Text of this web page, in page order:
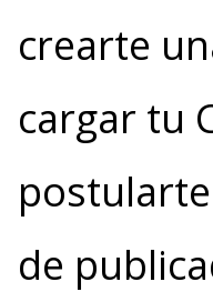
crearte
cargar tu
de